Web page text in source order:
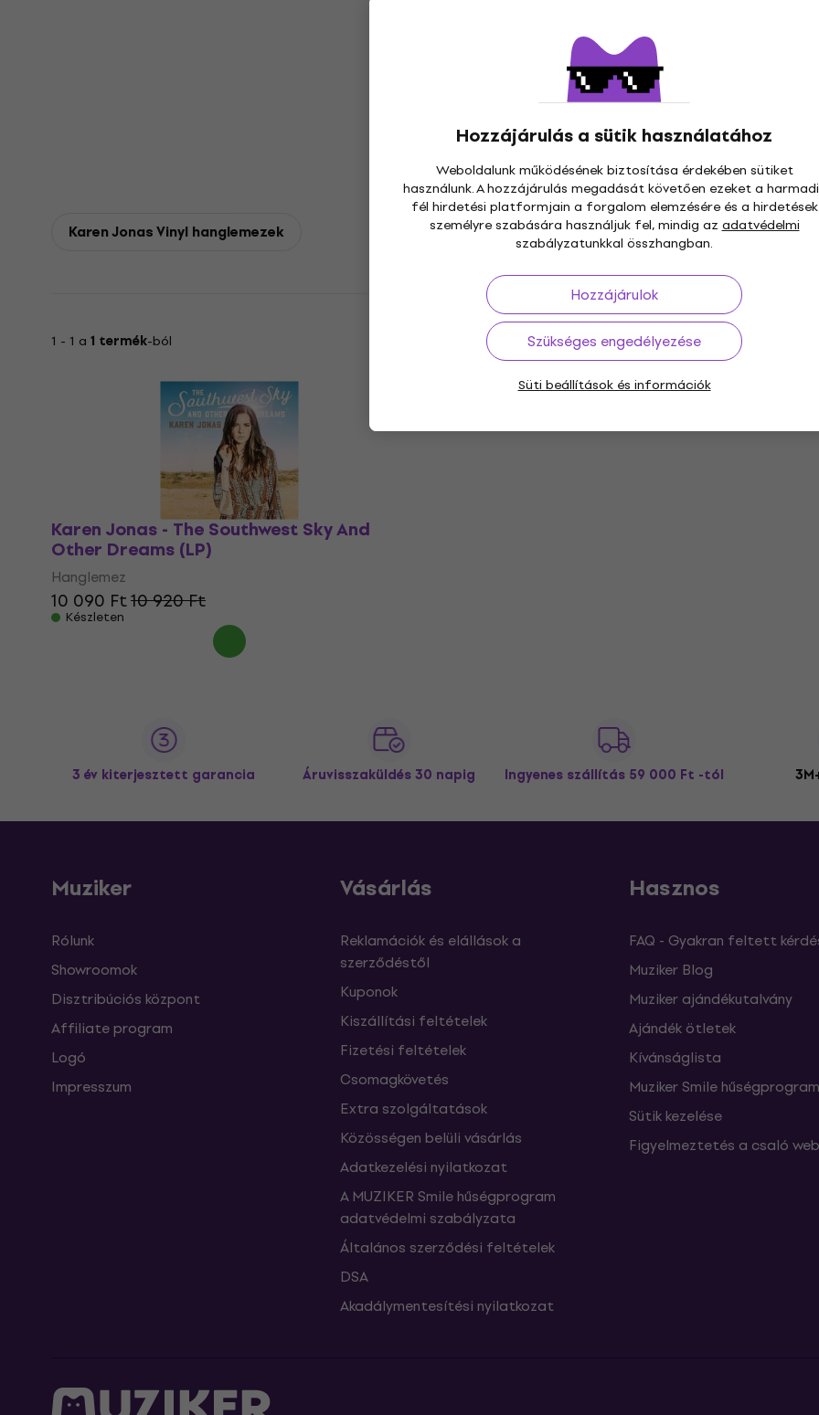
Hozzájárulás a sütik használatához
Weboldalunk működésének biztosítása érdekében sütiket
használunk. A hozzájárulás megadását követően ezeket a
fél hirdetési platformjain a forgalom elemzésére és a hirdetések
személyre szabására használjuk fel, mindig azadatvédelmi
szabályzatunkkal összhangban.
Hozzájárulok
Szükséges engedélyezése
Süti beállítások és információk
Karen Jonas Vinyl hanglemezek
1 - 1 a 1 termék-ból
Karen Jonas - The Southwest Sky And
Other Dreams (LP)
Hanglemez
10 090 Ft10 920 Ft
Készleten
3 év kiterjesztett garancia Áruvisszaküldés 30 napig Ingyenes szállítás 59 000 Ft -tól
Muziker
Rólunk
Showroomok
Disztribúciós központ
Affiliate program
Logó
Impresszum
Vásárlás
Reklamációk és elállások a
szerződéstől
Kuponok
Kiszállítási feltételek
Fizetési feltételek
Csomagkövetés
Extra szolgáltatások
Közösségen belüli vásárlás
Adatkezelési nyilatkozat
A MUZIKER Smile hűségprogram
adatvédelmi szabályzata
Általános szerződési feltételek
DSA
Akadálymentesítési nyilatkozat
Hasznos
FAQ - Gyakran feltett
Muziker Blog
Muziker ajándékutalvány
Ajándék ötletek
Kívánságlista
Muziker Smile hűségprogram
Sütik kezelése
Figyelmeztetés a csaló